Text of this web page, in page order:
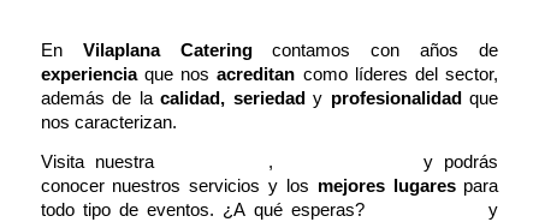
En Vilaplana Cateringcontamos con años de
experienciaque nosacreditan como líderes del sector,
además de lacalidad, seriedad y profesionalidad que
nos caracterizan.
Visita nuestra
,
y podrás
conocer nuestros servicios y los mejores lugarespara
todo tipo de eventos. ¿A qué esperas?
y